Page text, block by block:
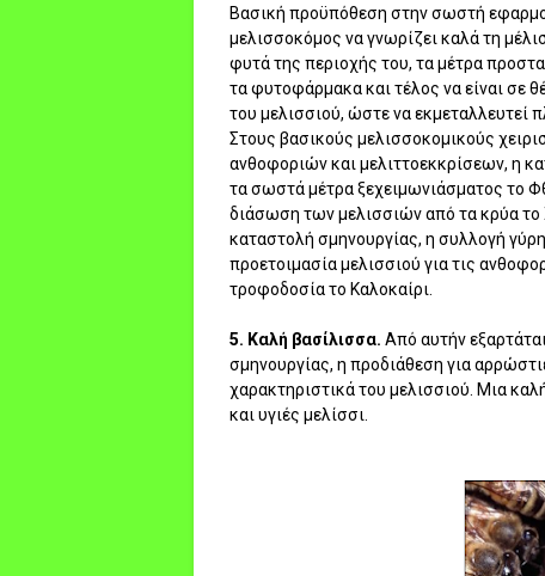
Βασική προϋπόθεση στην σωστή
μελισσοκόμος να γνωρίζει καλά τη
φυτά της περιοχής του, τα μέτρα
τα φυτοφάρμακα και τέλος να είναι σε
του μελισσιού, ώστε να εκμεταλλευτεί
Στους βασικούς μελισσοκομικούς
ανθοφοριών και μελιττοεκκρίσεων, η
τα σωστά μέτρα ξεχειμωνιάσματος το
διάσωση των μελισσιών από τα κρύα το
καταστολή σμηνουργίας, η συλλογή
προετοιμασία μελισσιού για τις
τροφοδοσία το Καλοκαίρι.
5. Καλή βασίλισσα. Από αυτήν
σμηνουργίας, η προδιάθεση για
χαρακτηριστικά του μελισσιού. Μια
και υγιές μελίσσι.